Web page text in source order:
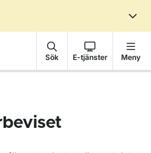
Sök E-tjänster Meny